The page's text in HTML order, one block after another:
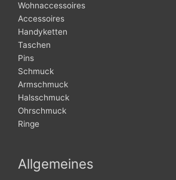
Wohnaccessoires
Accessoires
Handyketten
Taschen
Pins
Schmuck
Armschmuck
Halsschmuck
Ohrschmuck
Ringe
Allgemeines